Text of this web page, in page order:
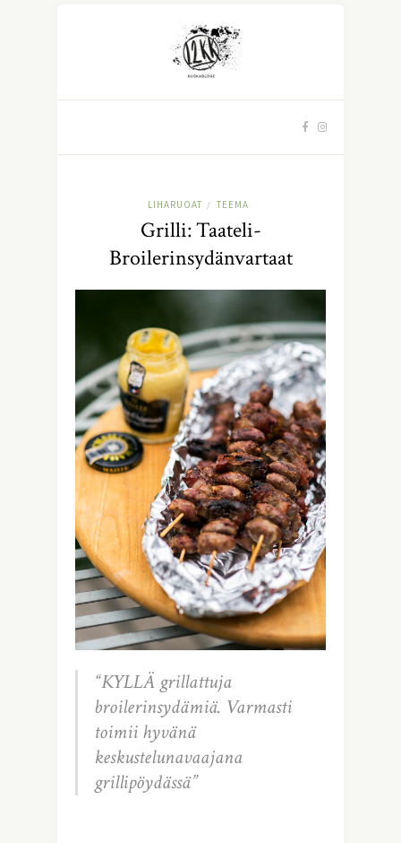
LIHARUOAT / TEEMA
Grilli: Taateli-
Broilerinsydänvartaat
“KYLLÄ grillattuja
broilerinsydämiä. Varmasti
toimii hyvänä
keskustelunavaajana
grillipöydässä”